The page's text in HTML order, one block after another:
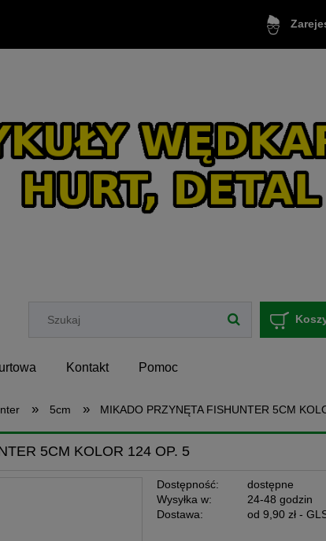
Kontakt Pomoc
» 5cm » MIKADO PRZYNĘTA FISHUNTER 5CM
5CM KOLOR 124 OP. 5
Dostępność:
dostępne
Wysyłka w:
24-48 godzin
Dostawa:
od 9,90 zł -